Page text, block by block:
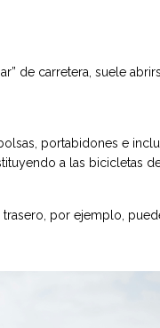
de carretera, suele
portabidones e
a las bicicletas
por ejemplo,